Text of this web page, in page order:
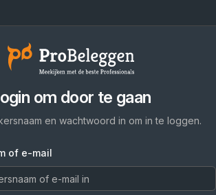
om door te gaan
en wachtwoord in om in te loggen.
of e-mail